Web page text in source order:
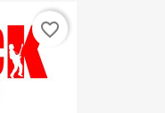
favorite_border